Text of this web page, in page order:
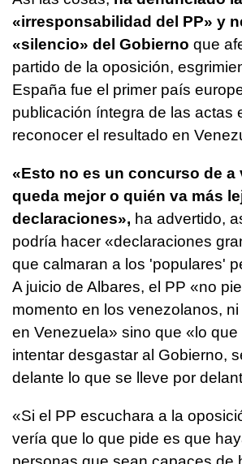
«irresponsabilidad del PP» y
«silencio» del Gobierno que
partido de la oposición,
España fue el primer país
publicación íntegra de las actas
reconocer el resultado en
«Esto no es un concurso de a
queda mejor o quién va más
declaraciones», ha advertido,
podría hacer «declaraciones
que calmaran a los 'populares'
A juicio de Albares, el PP «no
momento en los venezolanos,
en Venezuela» sino que «lo
intentar desgastar al Gobierno,
delante lo que se lleve por
«Si el PP escuchara a la
vería que lo que pide es que